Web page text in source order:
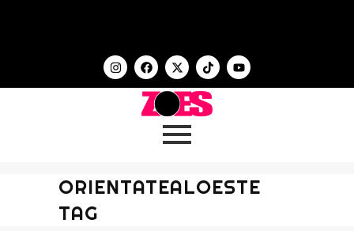
ORIENTATEALOESTE
TAG